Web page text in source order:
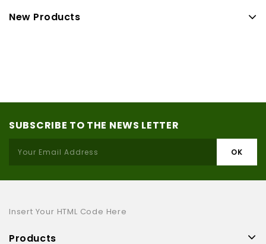
New Products
SUBSCRIBE TO THE NEWS LETTER
Insert Your HTML Code Here
Products